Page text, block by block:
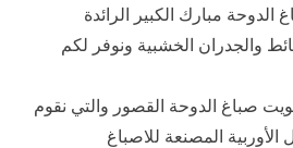
مبارك الكبير الرائدة
والجدران الخشبية ونوفر لكم
صباغ الدوحة القصور والتي نقوم
المصنعة للاصباغ